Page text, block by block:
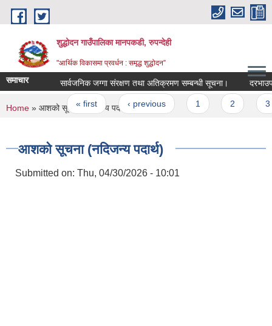
Skip to main content
शुद्धोदन गाउँपालिका मानपकडी, रुपन्देही
"आर्थिक विकासमा प्रवर्धन : समृद्ध शुद्धोदन”
समाचार सार्वजनिक जग्गा संरक्षण तथा अतिक्रमण सम्बन्धी सूचना। दरभाउपत्र
Pages
« first ‹ previous
You are here
Home » आशको सूचना (नदिजन्य पदार्थ)
आशको सूचना (नदिजन्य पदार्थ)
Submitted on: Thu, 04/30/2026 - 10:01